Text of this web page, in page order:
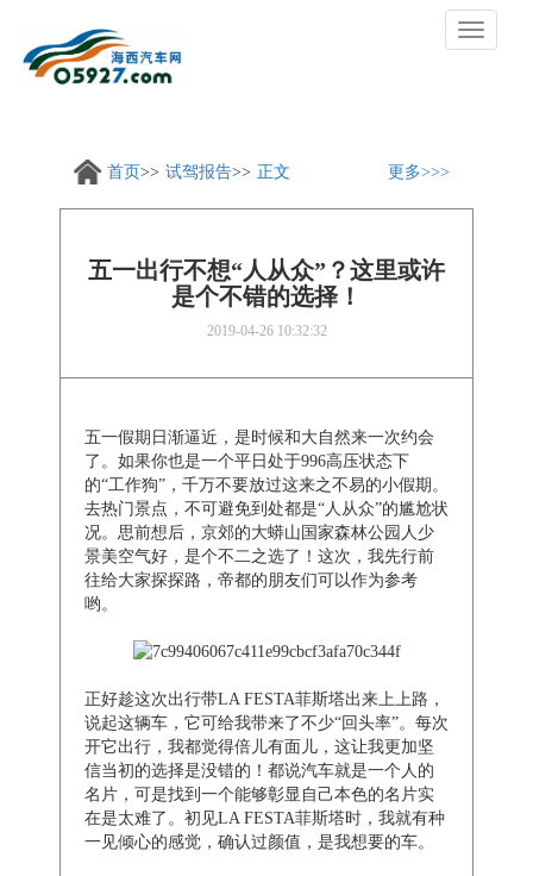
切
换
首页 试驾报告 正文 更多
五一出行不想“人从众”？这里或许
是个不错的选择！
2019-04-26 10:32:32
五一假期日渐逼近，是时候和大自然来一次约会
了。如果你也是一个平日处于996高压状态下
的“工作狗”，千万不要放过这来之不易的小假期。
去热门景点，不可避免到处都是“人从众”的尴尬状
况。思前想后，京郊的大蟒山国家森林公园人少
景美空气好，是个不二之选了！这次，我先行前
往给大家探探路，帝都的朋友们可以作为参考
哟。
正好趁这次出行带LA FESTA菲斯塔出来上上路，
说起这辆车，它可给我带来了不少“回头率”。每次
开它出行，我都觉得倍儿有面儿，这让我更加坚
信当初的选择是没错的！都说汽车就是一个人的
名片，可是找到一个能够彰显自己本色的名片实
在是太难了。初见LA FESTA菲斯塔时，我就有种
一见倾心的感觉，确认过颜值，是我想要的车。